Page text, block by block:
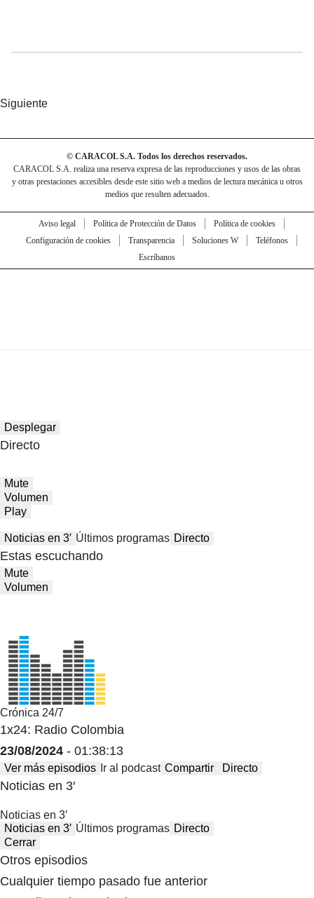
Siguiente
© CARACOL S.A. Todos los derechos reservados.
CARACOL S.A. realiza una reserva expresa de las reproducciones y usos de las obras
y otras prestaciones accesibles desde este sitio web a medios de lectura mecánica u otros
medios que resulten adecuados.
Aviso legal Política de Protección de Datos
Política de cookies
Configuración de cookies
Transparencia Soluciones W
Teléfonos
Escríbanos
Desplegar
Directo
Mute
Volumen
Play
Noticias en 3′ Últimos programas Directo
Estas escuchando
Mute
Volumen
Crónica 24/7
1x24: Radio Colombia
23/08/2024 - 01:38:13
Ver más episodios Ir al podcast Compartir Directo
Noticias en 3′
Noticias en 3′
Noticias en 3′ Últimos programas Directo
Cerrar
Otros episodios
Cualquier tiempo pasado fue anterior